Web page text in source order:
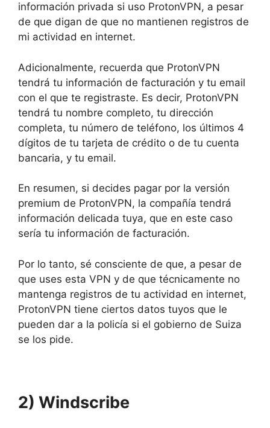
información privada si uso ProtonVPN, a pesar
de que digan de que no mantienen registros de
mi actividad en internet.
Adicionalmente, recuerda que ProtonVPN
tendrá tu información de facturación y tu email
con el que te registraste. Es decir, ProtonVPN
tendrá tu nombre completo, tu dirección
completa, tu número de teléfono, los últimos 4
dígitos de tu tarjeta de crédito o de tu cuenta
bancaria, y tu email.
En resumen, si decides pagar por la versión
premium de ProtonVPN, la compañía tendrá
información delicada tuya, que en este caso
sería tu información de facturación.
Por lo tanto, sé consciente de que, a pesar de
que uses esta VPN y de que técnicamente no
mantenga registros de tu actividad en internet,
ProtonVPN tiene ciertos datos tuyos que le
pueden dar a la policía si el gobierno de Suiza
se los pide.
2) Windscribe